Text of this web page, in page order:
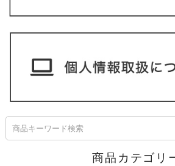
商品カテゴリ